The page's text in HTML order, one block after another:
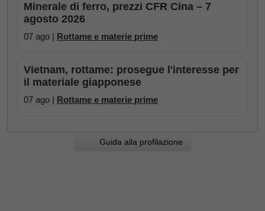
Minerale di ferro, prezzi CFR Cina – 7
agosto 2026
07 ago | Rottame e materie prime
Vietnam, rottame: prosegue l'interesse per
il materiale giapponese
07 ago | Rottame e materie prime
Guida alla profilazione